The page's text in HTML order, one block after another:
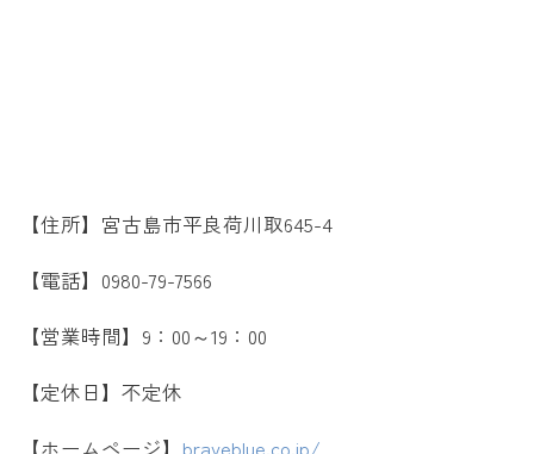
【住所】宮古島市平良荷川取645-4
【電話】0980-79-7566
【営業時間】9：00～19：00
【定休日】不定休
【ホームページ】 braveblue.co.jp/